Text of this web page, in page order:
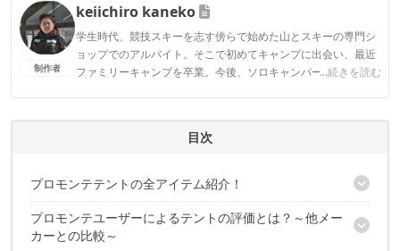
CAMP HACK編集部のプロフィール
制作者
keiichiro kaneko
学生時代、競技スキーを志す傍らで始めた山とスキーの専門シ
ョップでのアルバイト。そこで初めてキャンプに出会い、最近
ファミリーキャンプを卒業。今後、ソロキャンパーを目指す焚
...続きを読む
目次
プロモンテテントの全アイテム紹介！
プロモンテ 2人用超軽量山岳テント VL25
プロモンテ 1人用超軽量山岳テント VL15
プロモンテユーザーによるテントの評価とは？～他メー
カーとの比較～